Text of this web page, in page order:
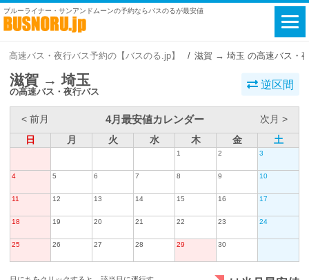
ブルーライナー・サンアンドムーンの予約ならバスのるが最安値
高速バス・夜行バス予約の【バスのる.jp】 滋賀 → 埼玉 の高速バス・
滋賀 → 埼玉
の高速バス・夜行バス
逆区間
< 前月 4月最安値カレンダー
次月 >
日
月 火 水 木 金 土
1 2 3
4 5 6 7 8 9 10
11 12 13 14 15 16 17
18 19 20 21 22 23 24
25 26 27 28 29 30